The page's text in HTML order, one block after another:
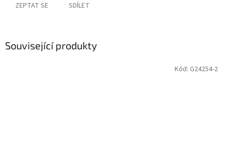
ZEPTAT SE SDÍLET
Související produkty
Kód: G24254-2